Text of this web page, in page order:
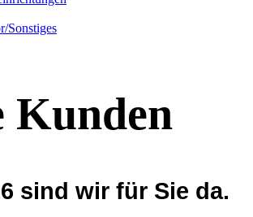
Sonstiges
Kunden
sind wir für Sie da.